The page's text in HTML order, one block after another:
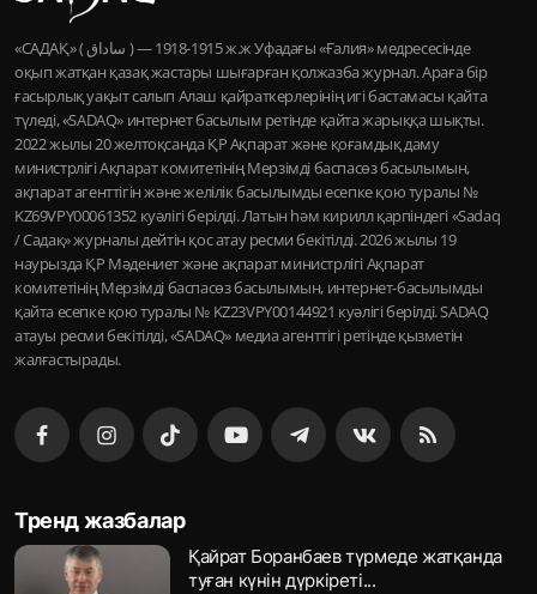
«САДАҚ» ( ساداق ) — 1915-1918 ж.ж Уфадағы «Ғалия» медресесінде
оқып жатқан қазақ жастары шығарған қолжазба журнал. Араға бір
ғасырлық уақыт салып Алаш қайраткерлерінің игі бастамасы қайта
түледі, «SADAQ» интернет басылым ретінде қайта жарыққа шықты.
2022 жылы 20 желтоқсанда ҚР Ақпарат және қоғамдық даму
министрлігі Ақпарат комитетінің Мерзімді баспасөз басылымын,
ақпарат агенттігін және желілік басылымды есепке қою туралы №
KZ69VPY00061352 куәлігі берілді. Латын һәм кирилл қарпіндегі «Sadaq
/ Садақ» журналы дейтін қос атау ресми бекітілді. 2026 жылы 19
наурызда ҚР Мәдениет және ақпарат министрлігі Ақпарат
комитетінің Мерзімді баспасөз басылымын, интернет-басылымды
қайта есепке қою туралы № KZ23VPY00144921 куәлігі берілді. SADAQ
атауы ресми бекітілді, «SADAQ» медиа агенттігі ретінде қызметін
жалғастырады.
Тренд жазбалар
Қайрат Боранбаев түрмеде жатқанда
туған күнін дүркіреті...